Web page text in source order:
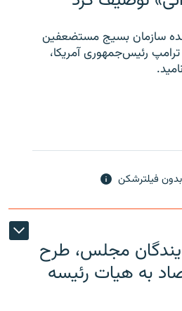
سازمان بسیج مستضعفین
رئیس‌جمهوری آمریکا،
فیلترشکن
مجلس، طرح
به هیات رئیسه